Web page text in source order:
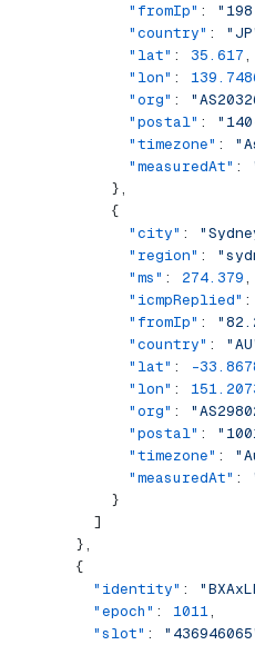
            "fromIp"
:
            "country"
:
            "lat"
: 35.617,
            "lon"
:
            "org"
:
            "postal"
:
            "timezone"
:
            "measuredAt"
:
          },
          {
            "city"
:
            "region"
:
            "ms"
: 274.379,
            "icmpReplied"
:
            "fromIp"
:
            "country"
:
            "lat"
: -
            "lon"
:
            "org"
:
            "postal"
:
            "timezone"
:
            "measuredAt"
:
          }
        ]
      },
      {
        "identity"
:
        "epoch"
: 1011,
        "slot"
: